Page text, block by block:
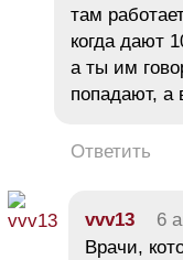
там
когда дают
а ты им
попадают, а
Ответить
vvv13 6
Врачи,